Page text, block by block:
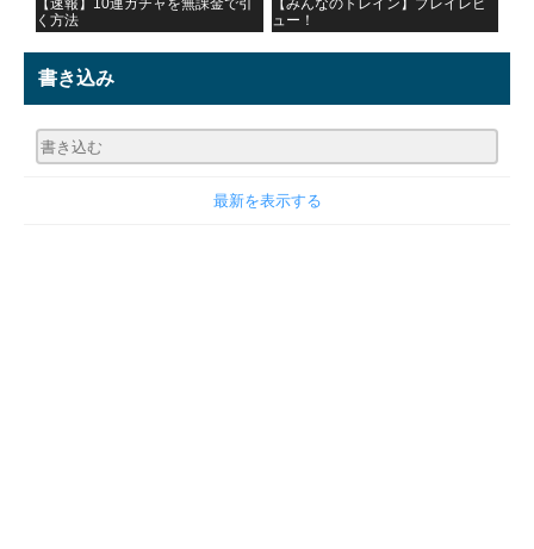
【速報】10連ガチャを無課金で引
く方法
【みんなのトレイン】プレイレビ
ュー！
書き込み
最新を表示する